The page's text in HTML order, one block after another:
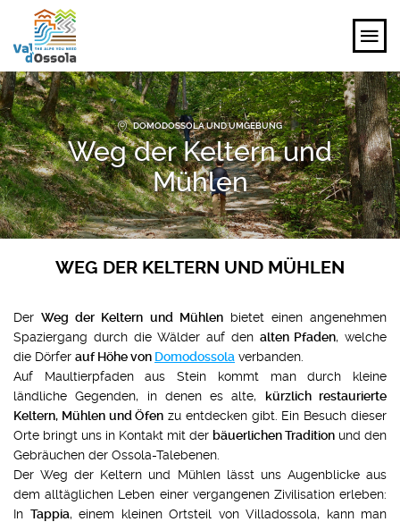
ENTDECKEN
ERLEBEN
PLANEN
VERANSTALTUNGEN UND IDEEN
DOMODOSSOLA UND UMGEBUNG
Weg der Keltern und
Mühlen
WEG DER KELTERN UND MÜHLEN
DerWeg der Keltern und Mühlenbietet einen angenehmen
Spaziergang durch die Wälder auf den alten Pfaden, welche
die Dörfer auf Höhe von Domodossola verbanden.
Auf Maultierpfaden aus Stein kommt man durch kleine
ländliche Gegenden, in denen es alte, kürzlich restaurierte
Keltern, Mühlen und Öfen zu entdecken gibt. Ein Besuch dieser
Orte bringt uns in Kontakt mit der bäuerlichen Tradition und den
Gebräuchen der Ossola-Talebenen.
Der Weg der Keltern und Mühlen lässt uns Augenblicke aus
dem alltäglichen Leben einer vergangenen Zivilisation erleben:
In Tappia, einem kleinen Ortsteil von Villadossola, kann man